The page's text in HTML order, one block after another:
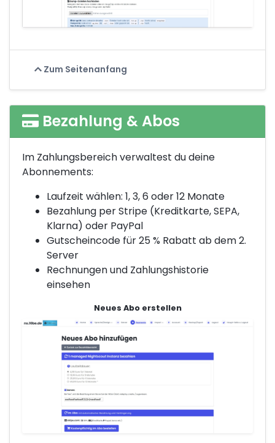
Zum Seitenanfang
Bezahlung & Abos
Im Zahlungsbereich verwaltest du deine
Abonnements:
Laufzeit wählen: 1, 3, 6 oder 12 Monate
Bezahlung per Stripe (Kreditkarte, SEPA,
Klarna) oder PayPal
Gutscheincode für 25 % Rabatt ab dem 2.
Server
Rechnungen und Zahlungshistorie
einsehen
Neues Abo erstellen